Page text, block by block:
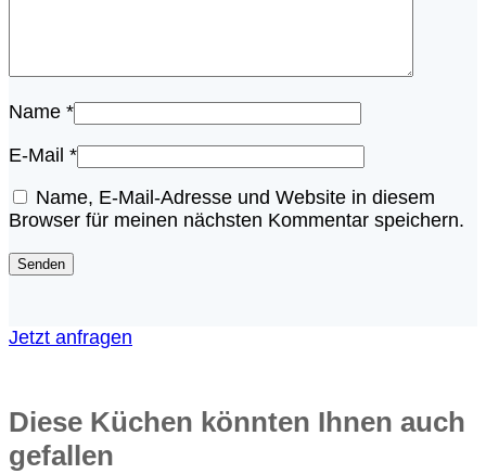
Name *
E-Mail *
Name, E-Mail-Adresse und Website in diesem
Browser für meinen nächsten Kommentar speichern.
Jetzt anfragen
Diese Küchen könnten Ihnen auch
gefallen